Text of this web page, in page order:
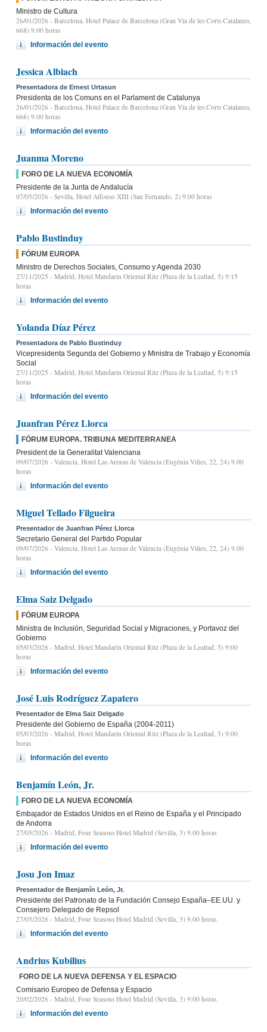
Ministro de Cultura
26/01/2026 - Barcelona, Hotel Palace de Barcelona (Gran Vía de les Corts Catalanes,
668) 9.00 horas
Información del evento
Jessica Albiach
Presentadora de Ernest Urtasun
Presidenta de los Comuns en el Parlament de Catalunya
26/01/2026 - Barcelona, Hotel Palace de Barcelona (Gran Vía de les Corts Catalanes,
668) 9.00 horas
Información del evento
Juanma Moreno
FORO DE LA NUEVA ECONOMÍA
Presidente de la Junta de Andalucía
07/05/2026 - Sevilla, Hotel Alfonso XIII (San Fernando, 2) 9:00 horas
Información del evento
Pablo Bustinduy
FÓRUM EUROPA
Ministro de Derechos Sociales, Consumo y Agenda 2030
27/11/2025 - Madrid, Hotel Mandarin Oriental Ritz (Plaza de la Lealtad, 5) 9:15
horas
Información del evento
Yolanda Díaz Pérez
Presentadora de Pablo Bustinduy
Vicepresidenta Segunda del Gobierno y Ministra de Trabajo y Economía
Social
27/11/2025 - Madrid, Hotel Mandarin Oriental Ritz (Plaza de la Lealtad, 5) 9:15
horas
Información del evento
Juanfran Pérez Llorca
FÓRUM EUROPA. TRIBUNA MEDITERRANEA
President de la Generalitat Valenciana
09/07/2026 - Valencia, Hotel Las Arenas de Valencia (Eugènia Viñes, 22, 24) 9.00
horas
Información del evento
Miguel Tellado Filgueira
Presentador de Juanfran Pérez Llorca
Secretario General del Partido Popular
09/07/2026 - Valencia, Hotel Las Arenas de Valencia (Eugènia Viñes, 22, 24) 9.00
horas
Información del evento
Elma Saiz Delgado
FÓRUM EUROPA
Ministra de Inclusión, Seguridad Social y Migraciones, y Portavoz del
Gobierno
05/03/2026 - Madrid, Hotel Mandarin Oriental Ritz (Plaza de la Lealtad, 5) 9:00
horas
Información del evento
José Luis Rodríguez Zapatero
Presentador de Elma Saiz Delgado
Presidente del Gobierno de España (2004-2011)
05/03/2026 - Madrid, Hotel Mandarin Oriental Ritz (Plaza de la Lealtad, 5) 9:00
horas
Información del evento
Benjamín León, Jr.
FORO DE LA NUEVA ECONOMÍA
Embajador de Estados Unidos en el Reino de España y el Principado
de Andorra
27/05/2026 - Madrid, Four Seasons Hotel Madrid (Sevilla, 3) 9.00 horas
Información del evento
Josu Jon Imaz
Presentador de Benjamín León, Jr.
Presidente del Patronato de la Fundación Consejo España–EE.UU. y
Consejero Delegado de Repsol
27/05/2026 - Madrid, Four Seasons Hotel Madrid (Sevilla, 3) 9.00 horas
Información del evento
Andrius Kubilius
FORO DE LA NUEVA DEFENSA Y EL ESPACIO
Comisario Europeo de Defensa y Espacio
20/02/2026 - Madrid, Four Seasons Hotel Madrid (Sevilla, 3) 9:00 horas
Información del evento